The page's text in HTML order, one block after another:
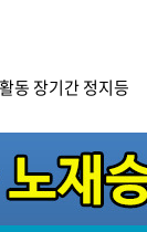
동 장기간 정지등